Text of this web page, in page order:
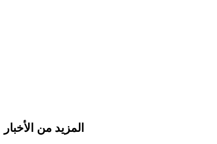
المزيد من الأخبار